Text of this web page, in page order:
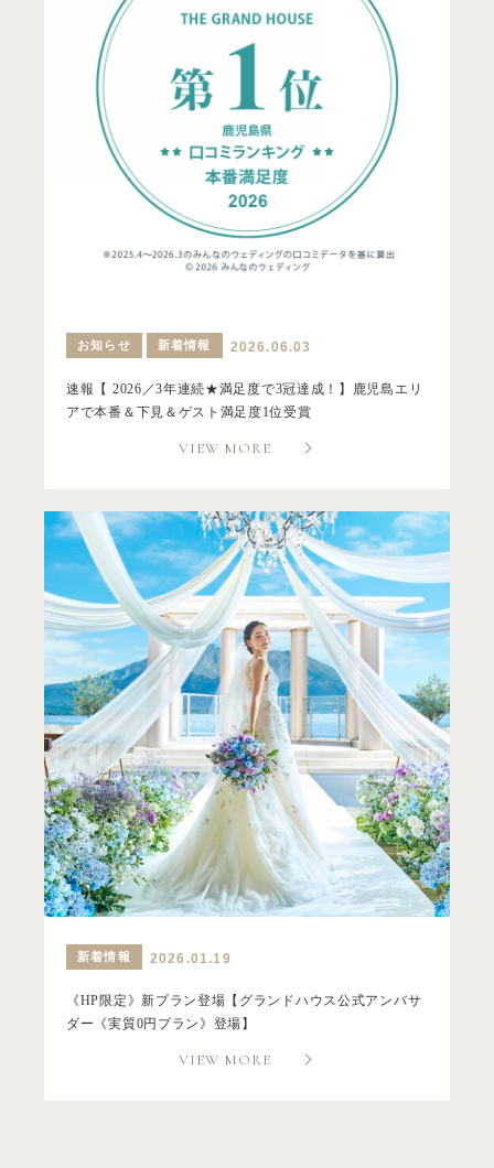
お知らせ 新着情報 2026.06.03
速報【 2026／3年連続★満足度で3冠達成！】鹿児島エリ
アで本番＆下見＆ゲスト満足度1位受賞
VIEW MORE
新着情報 2026.01.19
《HP限定》新プラン登場【グランドハウス公式アンバサ
ダー《実質0円プラン》登場】
VIEW MORE